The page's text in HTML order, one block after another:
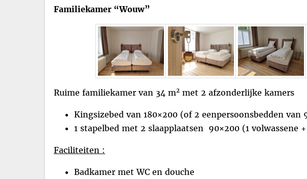
Familiekamer “Wouw”
Ruime familiekamer van 34 m2 met 2 afzonderlijke kamers
Kingsizebed van 180×200 (of 2 eenpersoonsbedden van
1 stapelbed met 2 slaapplaatsen 90×200 (1 volwassene
Faciliteiten :
Badkamer met WC en douche